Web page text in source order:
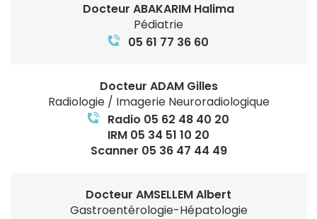
Docteur ABAKARIM Halima
Pédiatrie
05 61 77 36 60
Docteur ADAM Gilles
Radiologie / Imagerie Neuroradiologique
Radio 05 62 48 40 20
IRM 05 34 51 10 20
Scanner 05 36 47 44 49
Docteur AMSELLEM Albert
Gastroentérologie-Hépatologie